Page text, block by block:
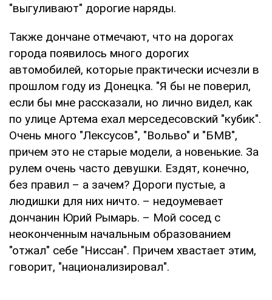
"выгуливают" дорогие наряды.
Также дончане отмечают, что на дорогах
города появилось много дорогих
автомобилей, которые практически исчезли в
прошлом году из Донецка. "Я бы не поверил,
если бы мне рассказали, но лично видел, как
по улице Артема ехал мерседесовский "кубик".
Очень много "Лексусов", "Вольво" и "БМВ",
причем это не старые модели, а новенькие. За
рулем очень часто девушки. Ездят, конечно,
без правил – а зачем? Дороги пустые, а
людишки для них ничто. – недоумевает
дончанин Юрий Рымарь. – Мой сосед с
неоконченным начальным образованием
"отжал" себе "Ниссан". Причем хвастает этим,
говорит, "национализировал".